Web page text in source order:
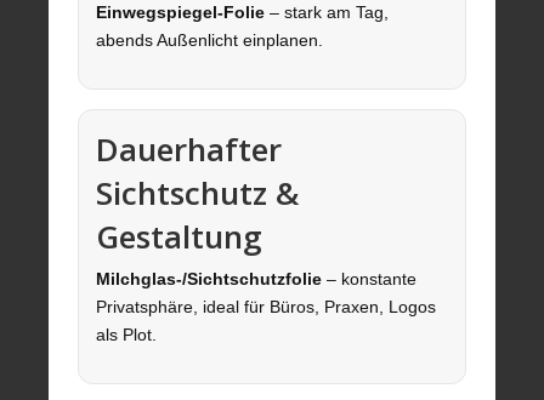
Einwegspiegel-Folie – stark am Tag,
abends Außenlicht einplanen.
Dauerhafter
Sichtschutz &
Gestaltung
Milchglas-/Sichtschutzfolie – konstante
Privatsphäre, ideal für Büros, Praxen, Logos
als Plot.